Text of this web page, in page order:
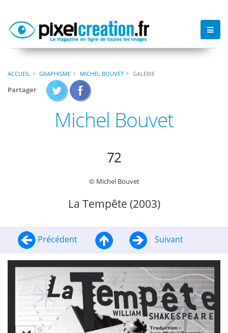
ACCUEIL GRAPHISME MICHEL BOUVET GALERIE
Partager
Michel Bouvet
72
© Michel Bouvet
La Tempête (2003)
Précédent Suivant